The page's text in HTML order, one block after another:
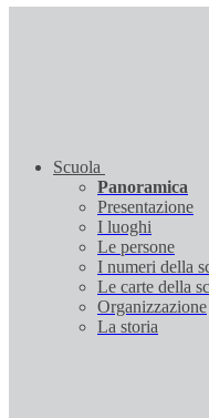
Scuola
Panoramica
Presentazione
I luoghi
Le persone
I numeri della
Le carte della
Organizzazione
La storia